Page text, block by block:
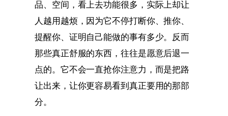
品、空间，看上去功能很多，实际上却让
人越用越烦，因为它不停打断你、推你、
提醒你、证明自己能做的事有多少。反而
那些真正舒服的东西，往往是愿意后退一
点的。它不会一直抢你注意力，而是把路
让出来，让你更容易看到真正要用的那部
分。